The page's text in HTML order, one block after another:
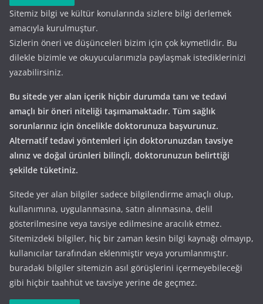
Sitemiz bilgi ve kültür konularında sizlere bilgi derlemek
amacıyla kurulmuştur.
Sizlerin öneri ve düşünceleri bizim için çok kıymetlidir. Bu
dilekle bizimle ve okuyucularımızla paylaşmak istediklerinizi
yazabilirsiniz.
Bu sitede yer alan içerik hiçbir durumda tanı ve tedavi
amaçlı bir öneri niteliği taşımamaktadır. Tüm sağlık
sorunlarınız için öncelikle doktorunuza başvurunuz.
Alternatif tedavi yöntemleri için doktorunuzdan tavsiye
alınız ve doğal ürünleri bilinçli, doktorunuzun belirttiği
şekilde tüketiniz.
Sitede yer alan bilgiler sadece bilgilendirme amaçlı olup,
kullanımına, uygulanmasına, satın alınmasına, delil
gösterilmesine veya tavsiye edilmesine aracılık etmez.
Sitemizdeki bilgiler, hiç bir zaman kesin bilgi kaynağı olmayıp,
kullanıcılar tarafından eklenmiştir veya yorumlanmıştır.
buradaki bilgiler sitemizin asıl görüşlerini içermeyebileceği
gibi hiçbir taahhüt ve tavsiye yerine de geçmez.